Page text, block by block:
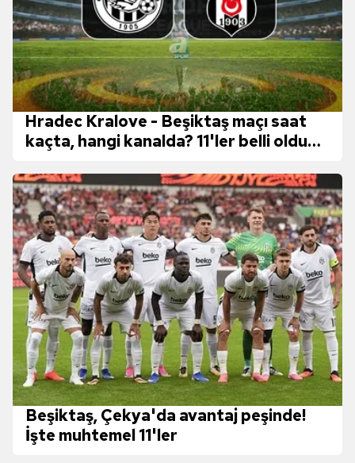
Hradec Kralove - Beşiktaş maçı saat
kaçta, hangi kanalda? 11'ler belli oldu
Beşiktaş, Çekya'da avantaj peşinde!
İşte muhtemel 11'ler